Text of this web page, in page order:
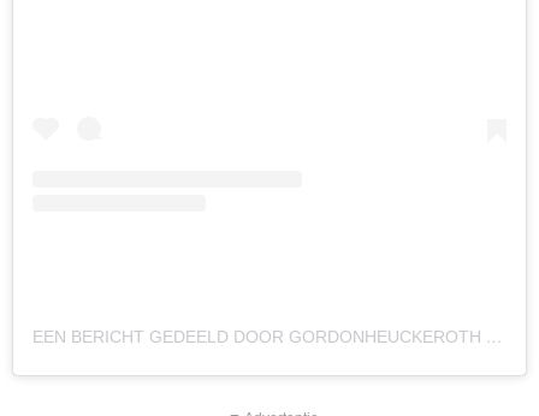
EEN BERICHT GEDEELD DOOR GORDONHEUCKEROTH (@GORDONHEUCKEROTH)